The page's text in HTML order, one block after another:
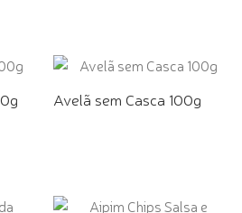
Avelã sem Casca 100g